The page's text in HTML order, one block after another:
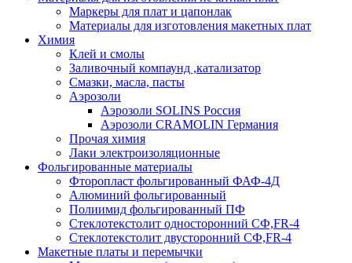
Маркеры для плат и цапонлак
Материалы для изготовления макетных плат
Химия
Клей и смолы
Заливочный компаунд ,катализатор
Смазки, масла, пасты
Аэрозоли
Аэрозоли SOLINS Россия
Аэрозоли CRAMOLIN Германия
Прочая химия
Лаки электроизоляционные
Фольгированные материалы
Фторопласт фольгированный ФАФ-4Д
Алюминий фольгированный
Полиимид фольгированный ПФ
Стеклотекстолит односторонний CФ,FR-4
Стеклотекстолит двусторонний СФ,FR-4
Макетные платы и перемычки